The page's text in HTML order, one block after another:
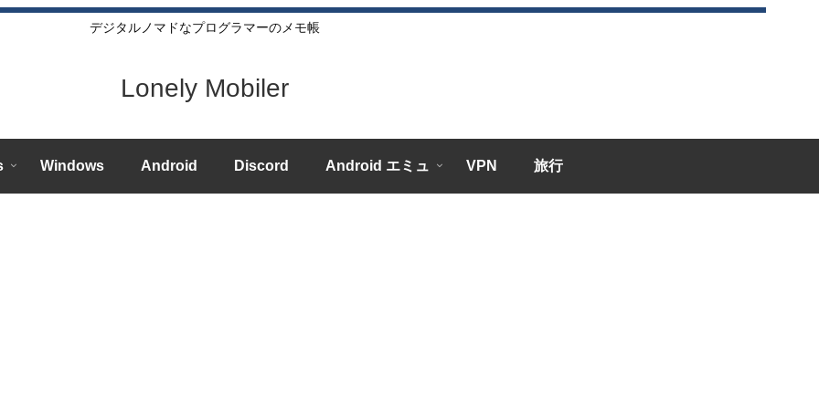
デジタルノマドなプログラマーのメモ帳
Lonely Mobiler
Windows Android Discord Android エミュ VPN 旅行